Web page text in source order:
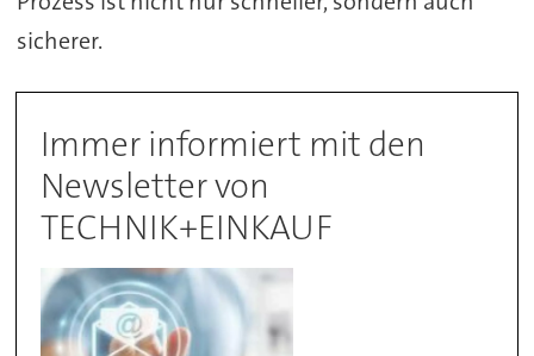
sicherer.
Immer informiert mit den
Newsletter von
TECHNIK+EINKAUF